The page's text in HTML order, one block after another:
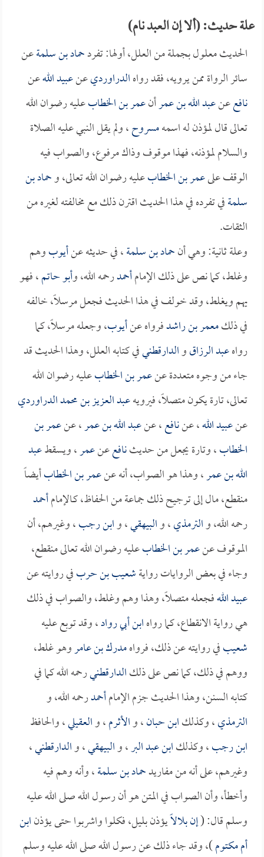
علة حديث: (ألا إن العبد نام)
الحديث معلول بجملة من العلل، أولها: تفردحماد بن سلمةعن
سائر الرواة ممن يرويه، فقد رواهالدراورديعنعبيد اللهعن
نافععنعبد الله بن عمرأنعمر بن الخطابعليه رضوان الله
تعالى قال لمؤذن له اسمهمسروح، ولم يقل النبي عليه الصلاة
والسلام لمؤذنه، فهذا موقوف وذاك مرفوع، والصواب فيه
الوقف علىعمر بن الخطابعليه رضوان الله تعالى، وحماد بن
سلمةفي تفرده في هذا الحديث اقترن ذلك مع مخالفته لغيره من
الثقات.
وعلة ثانية: وهي أنحماد بن سلمة، في حديثه عنأيوبوهم
وغلط، كما نص على ذلك الإمامأحمدرحمه الله، وأبو حاتم، فهو
يهم ويغلط، وقد خولف في هذا الحديث فجعل مرسلاً، خالفه
في ذلكمعمر بن راشدفرواه عنأيوب، وجعله مرسلاً، كما
رواهعبد الرزاقوالدارقطنيفي كتابه العلل، وهذا الحديث قد
جاء من وجوه متعددة عنعمر بن الخطابعليه رضوان الله
تعالى، تارة يكون متصلاً، فيرويهعبد العزيز بن محمد الدراوردي
عنعبيد الله، عننافع، عنعبد الله بن عمر، عنعمر بن
الخطاب، وتارة يجعل من حديثنافععنعمر، ويسقطعبد
الله بن عمر، وهذا هو الصواب، أنه عنعمر بن الخطابأيضاً
منقطع، مال إلى ترجيح ذلك جماعة من الحفاظ، كـالإمامأحمد
رحمه الله، والترمذي، والبيهقي، وابن رجب، وغيرهم، أن
الموقوف عنعمر بن الخطابعليه رضوان الله تعالى منقطع،
وجاء في بعض الروايات روايةشعيب بن حربفي روايته عن
عبيد اللهفجعله متصلاً، وهذا وهم وغلط، والصواب في ذلك
هي رواية الانقطاع، كما رواهابن أبي رواد، وقد توبع عليه
شعيبفي روايته عن ذلك، فرواهمدرك بن عامروهو غلط،
ووهم في ذلك، كما نص على ذلكالدارقطنيرحمه الله كما في
كتابه السنن، وهذا الحديث جزم الإمامأحمدرحمه الله، و
الترمذي، وكذلكابن حبان، والأثرم، والعقيلي، والحافظ
ابن رجب، وكذلكابن عبد البر، والبيهقي، والدارقطني،
وغيرهم، على أنه من مفاريدحماد بن سلمة، وأنه وهم فيه
وأخطأ، وأن الصواب في المتن هو أن رسول الله صلى الله عليه
وسلم قال: (إنبلالاًيؤذن بليل، فكلوا واشربوا حتى يؤذنابن
أم مكتوم)، وقد جاء ذلك عن رسول الله صلى الله عليه وسلم